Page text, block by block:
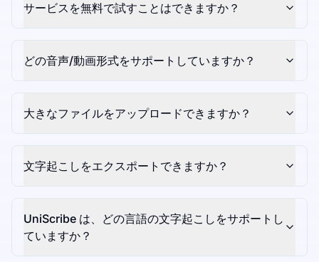
サービスを無料で試すことはできますか？
どの音声/動画形式をサポートしていますか？
大きなファイルをアップロードできますか？
文字起こしをエクスポートできますか？
UniScribe は、どの言語の文字起こしをサポートし
ていますか？